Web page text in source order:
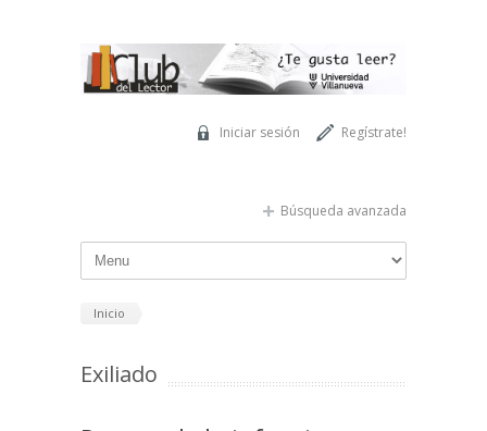
Regístrate!
Iniciar sesión
Búsqueda avanzada
Inicio
Exiliado